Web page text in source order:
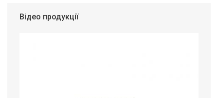
Відео продукції